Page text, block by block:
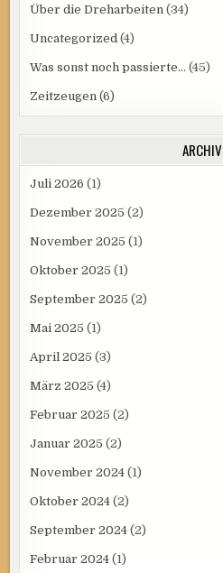
Über die Dreharbeiten (34)
Uncategorized (4)
Was sonst noch passierte… (45)
Zeitzeugen (6)
ARCHIV
Juli 2026 (1)
Dezember 2025 (2)
November 2025 (1)
Oktober 2025 (1)
September 2025 (2)
Mai 2025 (1)
April 2025 (3)
März 2025 (4)
Februar 2025 (2)
Januar 2025 (2)
November 2024 (1)
Oktober 2024 (2)
September 2024 (2)
Februar 2024 (1)